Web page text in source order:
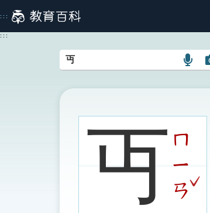
到
主
:::
:::
語
搜
圖
丏ㄇ
ㄧ
ㄢ
ˇ